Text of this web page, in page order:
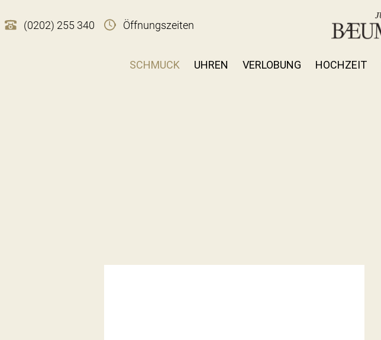
(0202) 255 340 Öffnungszeiten
SCHMUCK UHREN VERLOBUNG HOCHZEIT